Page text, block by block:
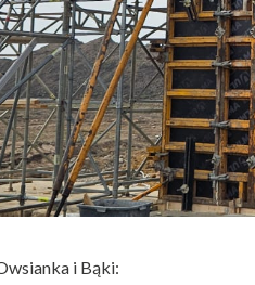
i Bąki: